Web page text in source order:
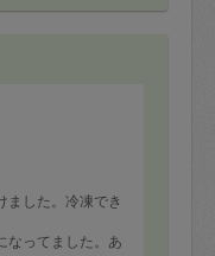
ました。冷凍でき
なってました。あ